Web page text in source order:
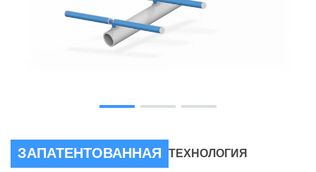
ЗАПАТЕНТОВАННАЯ ТЕХНОЛОГИЯ